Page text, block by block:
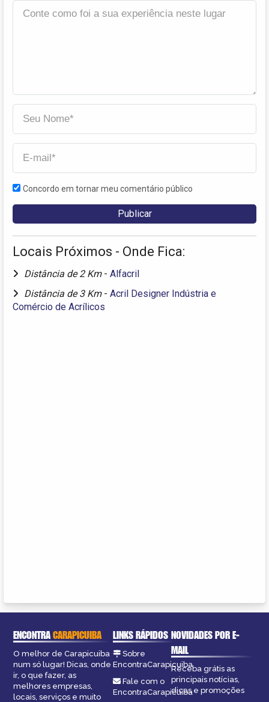
Concordo em tornar meu comentário público
Locais Próximos - Onde Fica:
Distância de 2 Km - Alfacril
Distância de 3 Km - Acril Designer Indústria e
Comércio de Acrílicos
ENCONTRACARAPICUIBA
O melhor de Carapicuiba
num só lugar! Dicas, onde
ir, o que fazer, as
melhores empresas,
locais, serviços e muito
LINKS RÁPIDOS
Sobre
EncontraCarapicuiba
Fale com o
EncontraCarapicuiba
NOVIDADES POR E-
MAIL
Receba grátis as
principais notícias,
dicas e promoções